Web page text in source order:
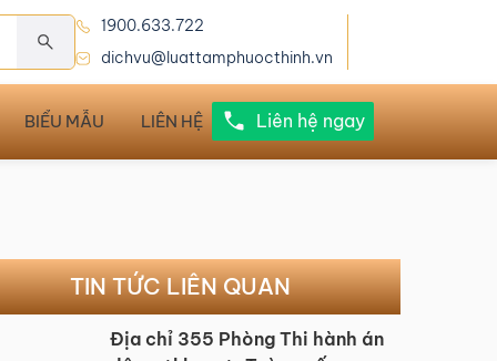
1900.633.722
dichvu@luattamphuocthinh.vn
BIỂU MẪU LIÊN HỆ Liên hệ ngay
TIN TỨC LIÊN QUAN
Địa chỉ 355 Phòng Thi hành án